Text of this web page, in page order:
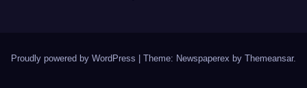
Proudly powered by WordPress Theme: Newspaperex by Themeansar.